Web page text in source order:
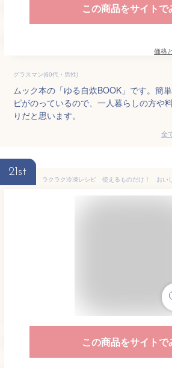
この商品をサイトで
価格
グラスマン(60代・男性)
ムック本の「ゆる自炊BOOK」です。簡
ピがのっているので、一人暮らしの方や
りだと思います。
全
21st
この商品をサイトで